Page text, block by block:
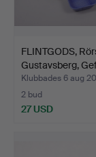
FLINTGODS,
Gustavsberg,
Klubbades 6 aug
2 bud
27 USD